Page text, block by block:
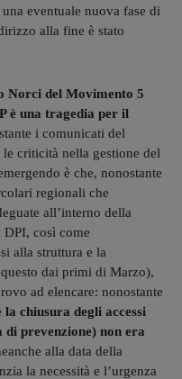
eventuale nuova fase di
alla fine è stato
Norci del Movimento 5
è una tragedia per il
i comunicati del
criticità nella gestione del
è che, nonostante
regionali che
all’interno della
DPI, così come
alla struttura e la
dai primi di Marzo),
ad elencare: nonostante
la chiusura degli accessi
prevenzione) non era
alla data della
la necessità e l’urgenza